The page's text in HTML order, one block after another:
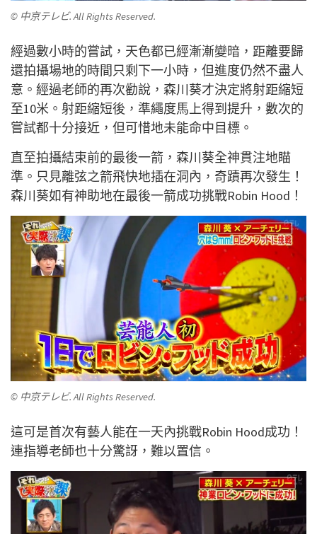
© 中京テレビ. All Rights Reserved.
經過數小時的嘗試，天色都已經漸漸變暗，距離要歸
還拍攝場地的時間只剩下一小時，但進度仍然不盡人
意。經過老師的再次勸說，森川葵才決定將射距縮短
至10米。射距縮短後，準繩度馬上得到提升，數次的
嘗試都十分接近，但可惜地未能命中目標。
直至拍攝結束前的最後一箭，森川葵全神貫注地瞄
準。只見離弦之箭飛快地插在洞內，奇蹟再次發生！
森川葵如有神助地在最後一箭成功挑戰Robin Hood！
© 中京テレビ. All Rights Reserved.
這可是首次有藝人能在一天內挑戰Robin Hood成功！
連指導老師也十分驚訝，難以置信。